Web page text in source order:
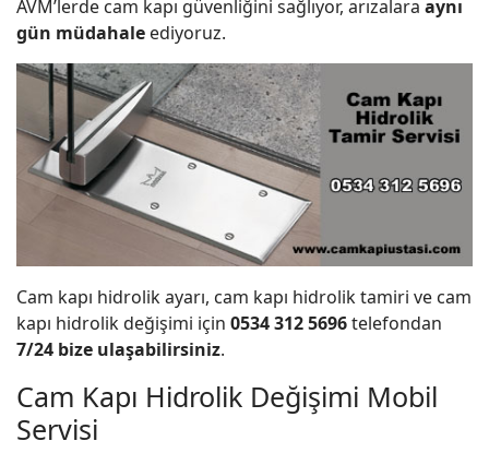
AVM’lerde cam kapı güvenliğini sağlıyor, arızalara aynı
gün müdahale ediyoruz.
Cam kapı hidrolik ayarı, cam kapı hidrolik tamiri ve cam
kapı hidrolik değişimi için 0534 312 5696telefondan
7/24 bize ulaşabilirsiniz.
Cam Kapı Hidrolik Değişimi Mobil
Servisi